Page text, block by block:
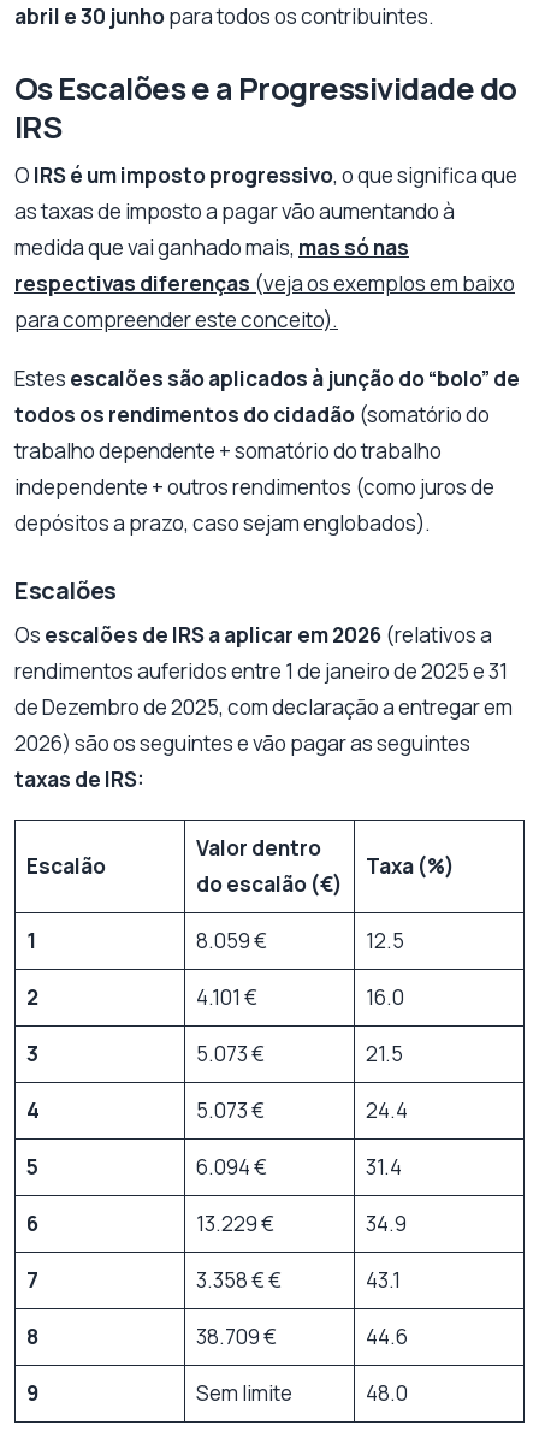
abril e 30 junhopara todos os contribuintes.
Os Escalões e a Progressividade do
IRS
O IRS é um imposto progressivo, o que significa que
as taxas de imposto a pagar vão aumentando à
medida que vai ganhado mais, mas só nas
respectivas diferenças (veja os exemplos em baixo
para compreender este conceito).
Estes escalões são aplicados à junção do “bolo” de
todos os rendimentos do cidadão (somatório do
trabalho dependente + somatório do trabalho
independente + outros rendimentos (como juros de
depósitos a prazo, caso sejam englobados).
Escalões
Os escalões de IRS a aplicar em 2026 (relativos a
rendimentos auferidos entre 1 de janeiro de 2025 e 31
de Dezembro de 2025, com declaração a entregar em
2026) são os seguintes e vão pagar as seguintes
taxas de IRS:
Escalão
Valor dentro
do escalão (€)
Taxa (%)
1 8.059 € 12.5
2 4.101 € 16.0
3 5.073 € 21.5
4 5.073 € 24.4
5 6.094 € 31.4
6 13.229 € 34.9
7 3.358 € € 43.1
8 38.709 € 44.6
9 Sem limite 48.0